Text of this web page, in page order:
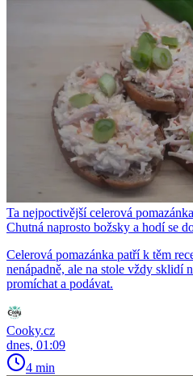
Ta nejpoctivější celerová
Chutná naprosto božsky a hodí se
Celerová pomazánka patří k těm
nenápadně, ale na stole vždy sklidí
promíchat a podávat.
Cooky.cz
dnes, 01:09
4 min